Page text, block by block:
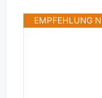
EMPFEHLUNG